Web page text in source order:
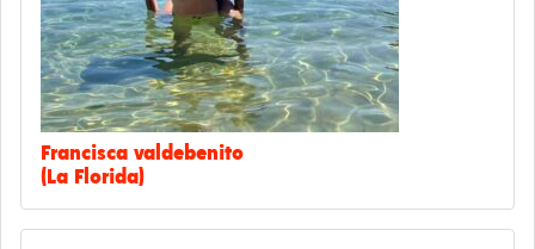
Francisca valdebenito
(La Florida)